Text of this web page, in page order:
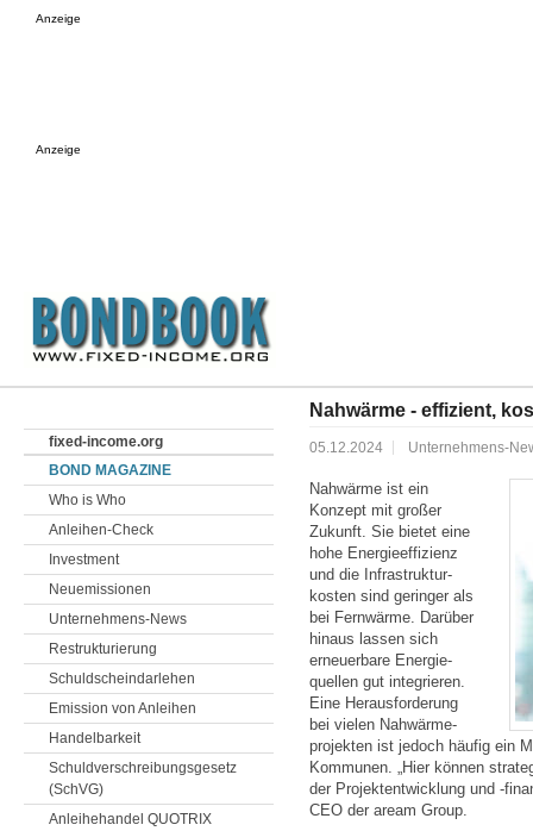
Anzeige
Anzeige
Nahwärme - effizient,
05.12.2024 Unternehmens-
Nahwärme ist ein
Konzept mit großer
Zukunft. Sie bietet eine
hohe Energie­effizienz
und die Infra­struktur­
kosten sind geringer als
bei Fernwärme. Darüber
hinaus lassen sich
erneuer­bare Energie­
quellen gut integrieren.
Eine Heraus­forderung
bei vielen Nah­wärme­
projekten ist jedoch häufig ein
Kommunen. „Hier können
der Projekt­ent­wicklung und -
CEO der aream Group.
fixed-income.org
BOND MAGAZINE
Who is Who
Anleihen-Check
Investment
Neuemissionen
Unternehmens-News
Restrukturierung
Schuldscheindarlehen
Emission von Anleihen
Handelbarkeit
Schuldverschreibungsgesetz
(SchVG)
Anleihehandel QUOTRIX